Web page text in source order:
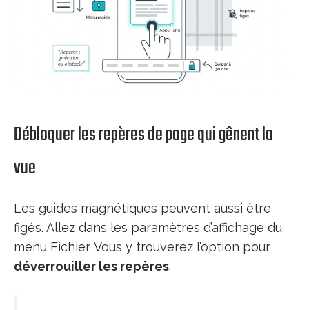
Débloquer les repères de page qui gênent la
vue
Les guides magnétiques peuvent aussi être
figés. Allez dans les paramètres d’affichage du
menu Fichier. Vous y trouverez l’option pour
déverrouiller les repères.